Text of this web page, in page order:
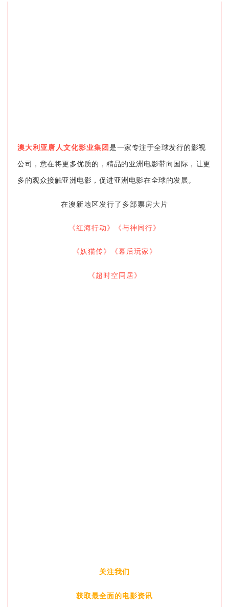
澳大利亚唐人文化影业集团是一家专注于全球发行的影视
公司，意在将更多优质的，精品的亚洲电影带向国际，让更
多的观众接触亚洲电影，促进亚洲电影在全球的发展。
在澳新地区发行了多部票房大片
《红海行动》 《与神同行》
《妖猫传》 《幕后玩家》
《超时空同居》
关注我们
获取最全面的电影资讯